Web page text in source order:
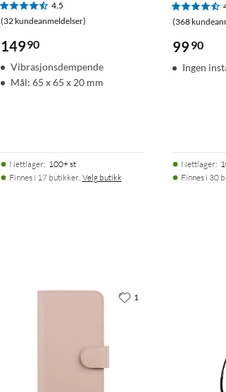
4.5
(32 kundeanmeldelser)
14990
Vibrasjonsdempende
Mål: 65 x 65 x 20 mm
Nettlager: 100+ st
Finnes i 17 butikker. Velg butikk
(368
99 90
Ingen
Nettlager:
Finnes i 30
1